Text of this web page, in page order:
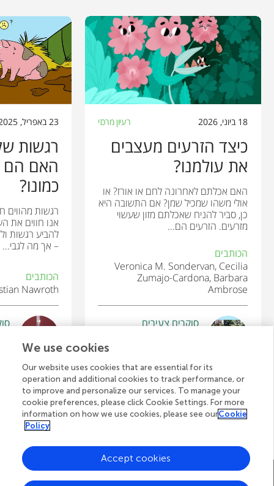
18 ביוני, 2026 רעיון מרכזי
כיצד הזרעים מעצבים
את עולמנו?
האם אכלתם לאחרונה לחם או אורז? או
אולי משהו שמכיל שמן? אם התשובה היא
כן, סביר להניח שאכלתם מזון שעשוי
מזרעים. הזרעים הם...
הכותבים
Veronica M. Sondervan, Cecilia
Zumajo-Cardona, Barbara
Ambrose
סוקרים צעירים
23 באפריל, 2025
רגשות
האם הם
כמונו?
רגשות מהווים
אנו חווים את
להביע רגשות
– אך מה לגבי...
הכותבים
Nawroth
לצפייה בכל המאמרים
דף הבית של Frontiers בלוג צרו קשר
We use cookies
Our website uses cookies that are essential for its
operation and additional cookies to track performance, or
to improve and personalize our services. To manage your
cookie preferences, please click Cookie Settings. For more
information on how we use cookies, please see ourCookie
Policy
Accept cookies